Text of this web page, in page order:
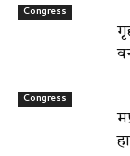
Congress
Congress